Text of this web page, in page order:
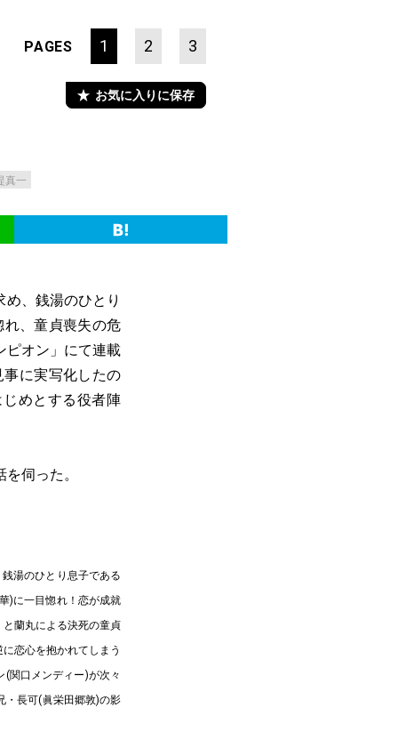
PAGES 1 2 3
お気に入りに保存
真一
、銭湯のひとり
、童貞喪失の危
ピオン」にて連載
事に実写化したの
めとする役者陣
伺った。
湯のひとり息子である
)に一目惚れ！恋が成就
蘭丸による決死の童貞
恋心を抱かれてしまう
関口メンディー)が次々
・長可(眞栄田郷敦)の影